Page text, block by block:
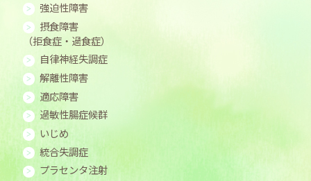
強迫性障害
摂食障害
（拒食症・過食症）
自律神経失調症
解離性障害
適応障害
過敏性腸症候群
いじめ
統合失調症
プラセンタ注射